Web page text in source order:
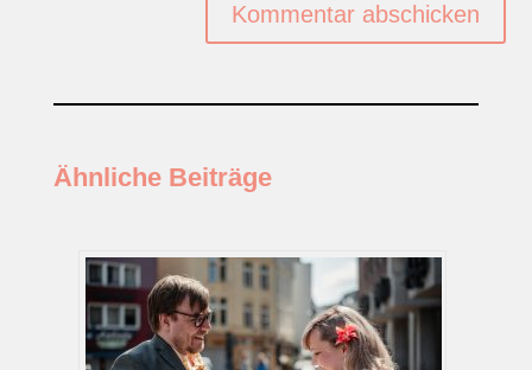
Kommentar abschicken
Ähnliche Beiträge